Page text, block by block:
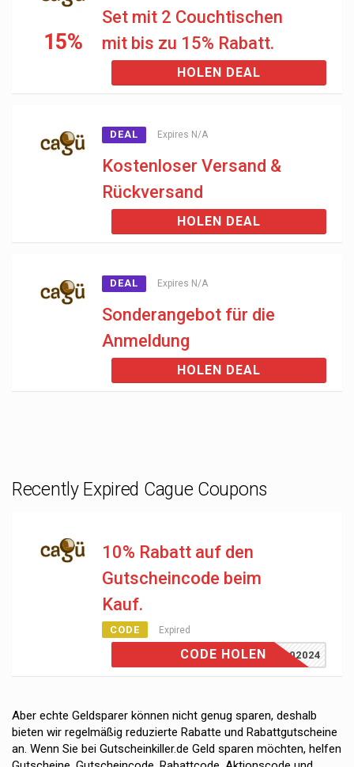
15%
Set mit 2 Couchtischen
mit bis zu 15% Rabatt.
HOLEN DEAL
DEAL Expires N/A
Kostenloser Versand &
Rückversand
HOLEN DEAL
DEAL Expires N/A
Sonderangebot für die
Anmeldung
HOLEN DEAL
Recently Expired Cague Coupons
10% Rabatt auf den
Gutscheincode beim
Kauf.
CODE Expired
AD102024
CODE HOLEN
Aber echte Geldsparer können nicht genug sparen, deshalb
bieten wir regelmäßig reduzierte Rabatte und Rabattgutscheine
an. Wenn Sie bei Gutscheinkiller.de Geld sparen möchten, helfen